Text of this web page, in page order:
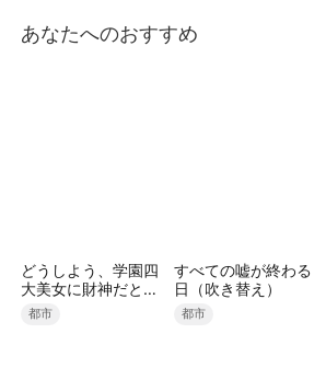
あなたへのおすすめ
どうしよう、学園四
大美女に財神だとバ
レました
都市
すべての嘘が終わる
日（吹き替え）
都市